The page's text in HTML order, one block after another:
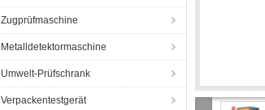
Zugprüfmaschine
Metalldetektormaschine
Umwelt-Prüfschrank
Verpackentestgerät